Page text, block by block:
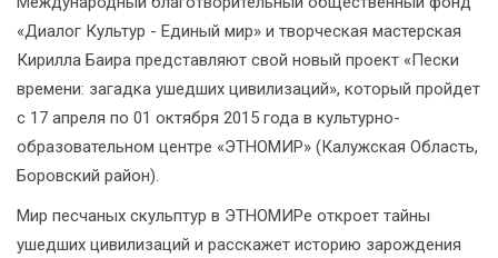
«Диалог Культур - Единый мир» и творческая мастерская
Кирилла Баира представляют свой новый проект «Пески
времени: загадка ушедших цивилизаций», который пройдет
с 17 апреля по 01 октября 2015 года в культурно-
образовательном центре «ЭТНОМИР» (Калужская Область,
Боровский район).
Мир песчаных скульптур в ЭТНОМИРе откроет тайны
ушедших цивилизаций и расскажет историю зарождения